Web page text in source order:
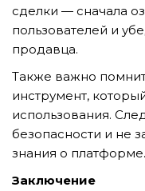
сделки — сначала
пользователей и
продавца.
Также важно
инструмент,
использования.
безопасности и не
знания о платформе.
Заключение